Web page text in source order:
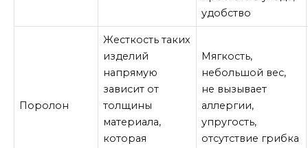
удобство
Поролон
Жесткость таких
изделий
напрямую
зависит от
толщины
материала,
которая
Мягкость,
небольшой вес,
не вызывает
аллергии,
упругость,
отсутствие грибка